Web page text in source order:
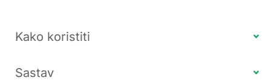
Kako koristiti
Sastav